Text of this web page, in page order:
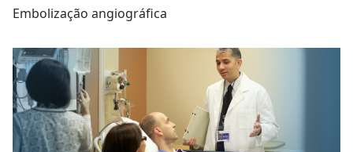
Embolização angiográfica